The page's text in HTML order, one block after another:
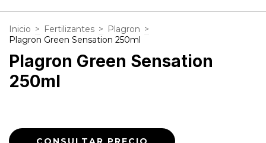
Inicio > Fertilizantes > Plagron >
Plagron Green Sensation 250ml
Plagron Green Sensation
250ml